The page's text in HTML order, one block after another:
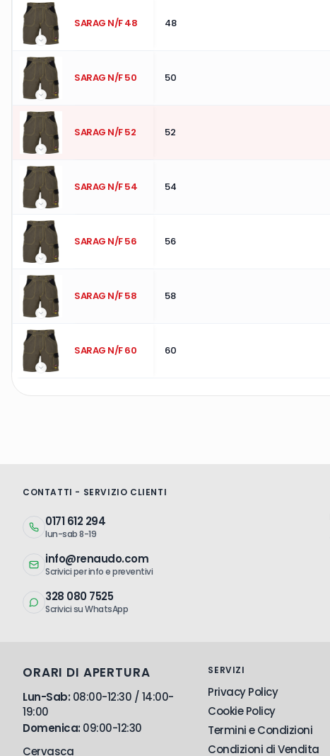
SARAG N/F 48 48
SARAG N/F 50 50
SARAG N/F 52 52
SARAG N/F 54 54
SARAG N/F 56 56
SARAG N/F 58 58
SARAG N/F 60 60
CONTATTI - SERVIZIO CLIENTI
0171 612 294
lun-sab 8-19
info@renaudo.com
Scrivici per info e preventivi
328 080 7525
Scrivici su WhatsApp
ORARI DI APERTURA
Lun-Sab: 08:00-12:30 / 14:00-
19:00
Domenica: 09:00-12:30
Cervasca
SERVIZI
Privacy Policy
Cookie Policy
Termini e Condizioni
Condizioni di Vendita